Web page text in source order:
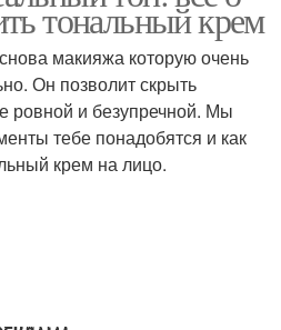
тональный крем
макияжа которую очень
Он позволит скрыть
ровной и безупречной. Мы
тебе понадобятся и как
крем на лицо.